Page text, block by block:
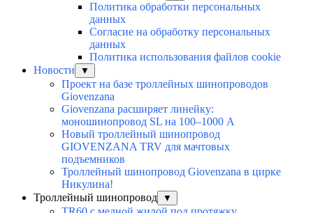
Политика обработки персональных
данных
Согласие на обработку персональных
данных
Политика использования файлов cookie
Новости
▼
Проект на базе троллейных шинопроводов
Giovenzana
Giovenzana расширяет линейку:
моношинопровод SL на 100–1000 А
Новый троллейный шинопровод
GIOVENZANA TRV для мачтовых
подъемников
Троллейный шинопровод Giovenzana в цирке
Никулина!
Троллейный шинопровод
▼